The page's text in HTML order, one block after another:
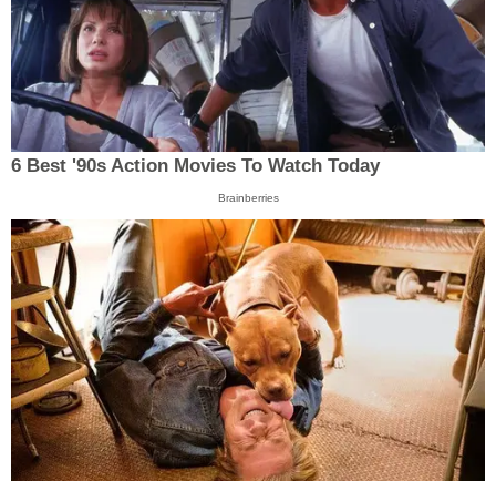
6 Best '90s Action Movies To Watch Today
Brainberries